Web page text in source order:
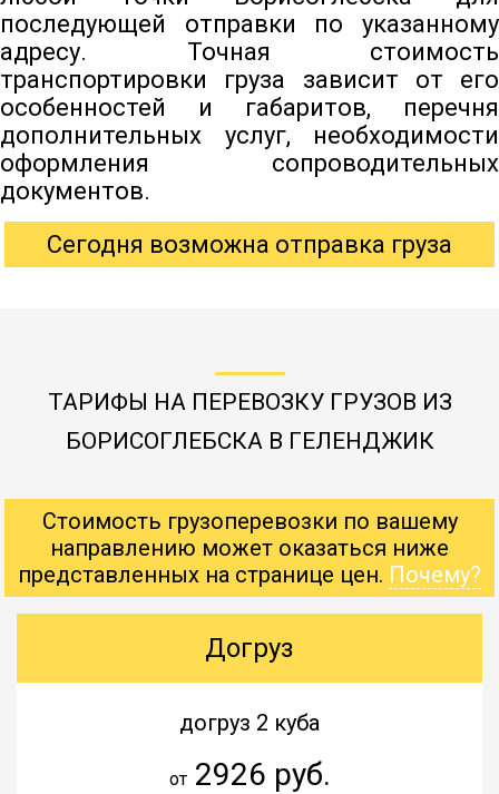
последующей отправки по указанному
адресу. Точная стоимость
транспортировки груза зависит от его
особенностей и габаритов, перечня
дополнительных услуг, необходимости
оформления сопроводительных
документов.
Сегодня возможна отправка груза
ТАРИФЫ НА ПЕРЕВОЗКУ ГРУЗОВ ИЗ
БОРИСОГЛЕБСКА В ГЕЛЕНДЖИК
Стоимость грузоперевозки по вашему
направлению может оказаться ниже
представленных на странице цен. Почему?
Догруз
догруз 2 куба
от2926 руб.